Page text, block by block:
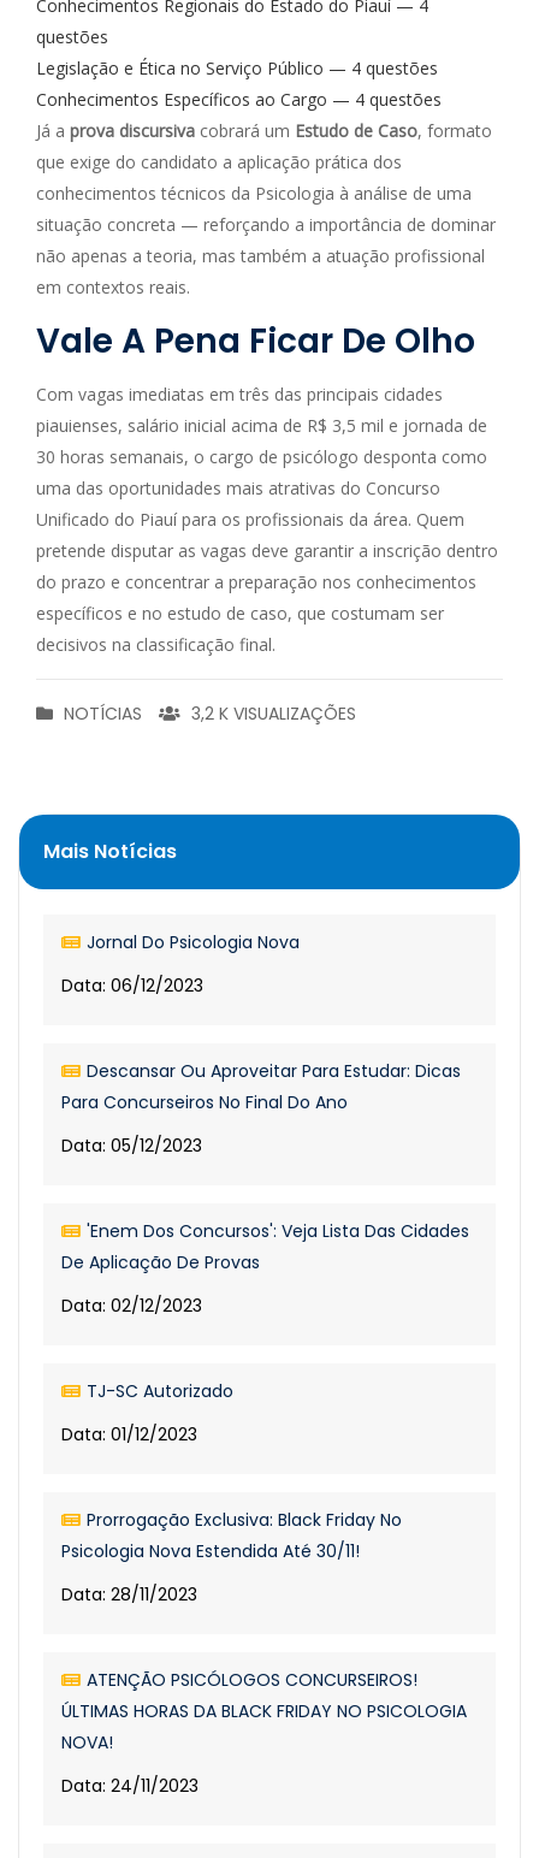
Conhecimentos Regionais do Estado do Piauí — 4
questões
Legislação e Ética no Serviço Público — 4 questões
Conhecimentos Específicos ao Cargo — 4 questões
Já a prova discursiva cobrará um Estudo de Caso, formato
que exige do candidato a aplicação prática dos
conhecimentos técnicos da Psicologia à análise de uma
situação concreta — reforçando a importância de dominar
não apenas a teoria, mas também a atuação profissional
em contextos reais.
Vale A Pena Ficar De Olho
Com vagas imediatas em três das principais cidades
piauienses, salário inicial acima de R$ 3,5 mil e jornada de
30 horas semanais, o cargo de psicólogo desponta como
uma das oportunidades mais atrativas do Concurso
Unificado do Piauí para os profissionais da área. Quem
pretende disputar as vagas deve garantir a inscrição dentro
do prazo e concentrar a preparação nos conhecimentos
específicos e no estudo de caso, que costumam ser
decisivos na classificação final.
NOTÍCIAS 3,2 K VISUALIZAÇÕES
Mais Notícias
Jornal Do Psicologia Nova
Data: 06/12/2023
Descansar Ou Aproveitar Para Estudar: Dicas
Para Concurseiros No Final Do Ano
Data: 05/12/2023
'Enem Dos Concursos': Veja Lista Das Cidades
De Aplicação De Provas
Data: 02/12/2023
TJ-SC Autorizado
Data: 01/12/2023
Prorrogação Exclusiva: Black Friday No
Psicologia Nova Estendida Até 30/11!
Data: 28/11/2023
ATENÇÃO PSICÓLOGOS CONCURSEIROS!
ÚLTIMAS HORAS DA BLACK FRIDAY NO PSICOLOGIA
NOVA!
Data: 24/11/2023